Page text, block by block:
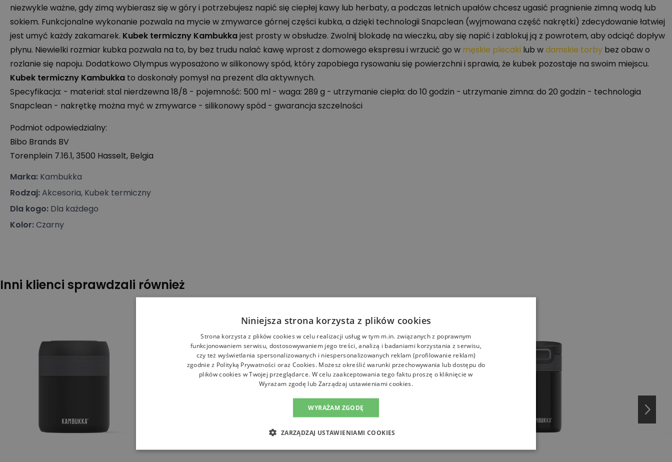
niezwykle ważne, gdy zimą wybierasz się w góry i potrzebujesz napić się ciepłej kawy lub herbaty, a podczas letnich upałów chcesz ugasić pragnienie zimną wodą lub
sokiem. Funkcjonalne wykonanie pozwala na mycie w zmywarce górnej części kubka, a dzięki technologii Snapclean (wyjmowana część nakrętki) zdecydowanie łatwiej
jest umyć każdy zakamarek. Kubek termiczny Kambukkajest prosty w obsłudze. Zwolnij blokadę na wieczku, aby się napić i zablokuj ją z powrotem, aby odciąć dopływ
płynu. Niewielki rozmiar kubka pozwala na to, by bez trudu nalać kawę wprost z domowego ekspresu i wrzucić go w męskie plecaki lub wdamskie torby bez obaw o
rozlanie się napoju. Dodatkowo Olympus wyposażono w silikonowy spód, który zapobiega rysowaniu się powierzchni i sprawia, że kubek pozostaje na swoim miejscu.
Kubek termiczny Kambukka to doskonały pomysł na prezent dla aktywnych.
Specyfikacja: - materiał: stal nierdzewna 18/8 - pojemność: 500 ml - waga: 289 g - utrzymanie ciepła: do 10 godzin - utrzymanie zimna: do 20 godzin - technologia
Snapclean - nakrętkę można myć w zmywarce - silikonowy spód - gwarancja szczelności
Podmiot odpowiedzialny:
Bibo Brands BV
Torenplein 7.16.1, 3500 Hasselt, Belgia
Marka: Kambukka
Rodzaj:Akcesoria, Kubek termiczny
Dla kogo: Dla każdego
Kolor:Czarny
Inni klienci sprawdzali również
Niniejsza strona korzysta z plików cookies
Strona korzysta z plików cookies w celu realizacji usług w tym m.in. związanych z poprawnym
funkcjonowaniem serwisu, dostosowywaniem jego treści, analizą i badaniami korzystania z serwisu,
czy też wyświetlania spersonalizowanych i niespersonalizowanych reklam (profilowanie reklam)
zgodnie z Polityką Prywatności oraz Cookies. Możesz określić warunki przechowywania lub dostępu do
plików cookies w Twojej przeglądarce. W celu zaakceptowania tego faktu proszę o kliknięcie w
Wyrażam zgodę lub Zarządzaj ustawieniami cookies.
WYRAŻAM ZGODĘ
ZARZĄDZAJ USTAWIENIAMI COOKIES